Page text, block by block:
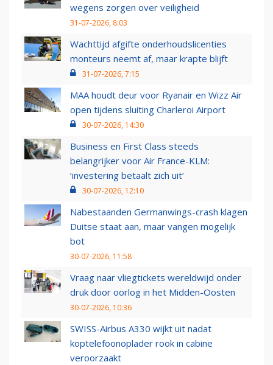
wegens zorgen over veiligheid
31-07-2026, 8:03
Wachttijd afgifte onderhoudslicenties
monteurs neemt af, maar krapte blijft
31-07-2026, 7:15
MAA houdt deur voor Ryanair en Wizz Air
open tijdens sluiting Charleroi Airport
30-07-2026, 14:30
Business en First Class steeds
belangrijker voor Air France-KLM:
‘investering betaalt zich uit’
30-07-2026, 12:10
Nabestaanden Germanwings-crash klagen
Duitse staat aan, maar vangen mogelijk
bot
30-07-2026, 11:58
Vraag naar vliegtickets wereldwijd onder
druk door oorlog in het Midden-Oosten
30-07-2026, 10:36
SWISS-Airbus A330 wijkt uit nadat
koptelefoonoplader rook in cabine
veroorzaakt